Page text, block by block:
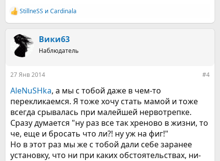
Р
е
ц
и
StillneSS и Cardinala
Вики63
Наблюдатель
27 Янв 2014 #4
AleNuSHka, а мы с тобой даже в чем-то
перекликаемся. Я тоже хочу стать мамой и тоже
всегда срывалась при малейшей нервотрепке.
Сразу думается "ну раз все так хреново в жизни, то
че, еще и бросать что ли?! ну уж на фиг!"
Но в этот раз мы же с тобой дали себе заранее
установку, что ни при каких обстоятельствах, ни-